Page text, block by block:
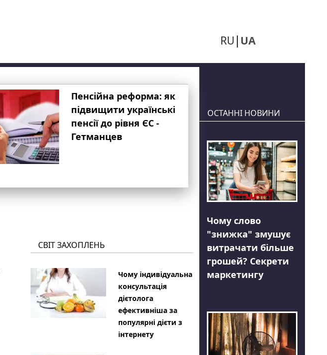
RU UA
Пенсійна реформа: як
підвищити українські
пенсії до рівня ЄС -
Гетманцев
СВІТ ЗАХОПЛЕНЬ
Чому індивідуальна
консультація
дієтолога
ефективніша за
популярні дієти з
інтернету
ОСТАННІ НОВИНИ
Чому слово
"знижка" змушує
витрачати більше
грошей? Секрети
маркетингу